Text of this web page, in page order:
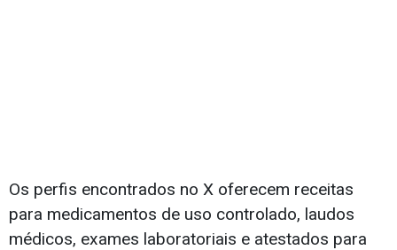
Os perfis encontrados no X oferecem receitas
para medicamentos de uso controlado, laudos
médicos, exames laboratoriais e atestados para